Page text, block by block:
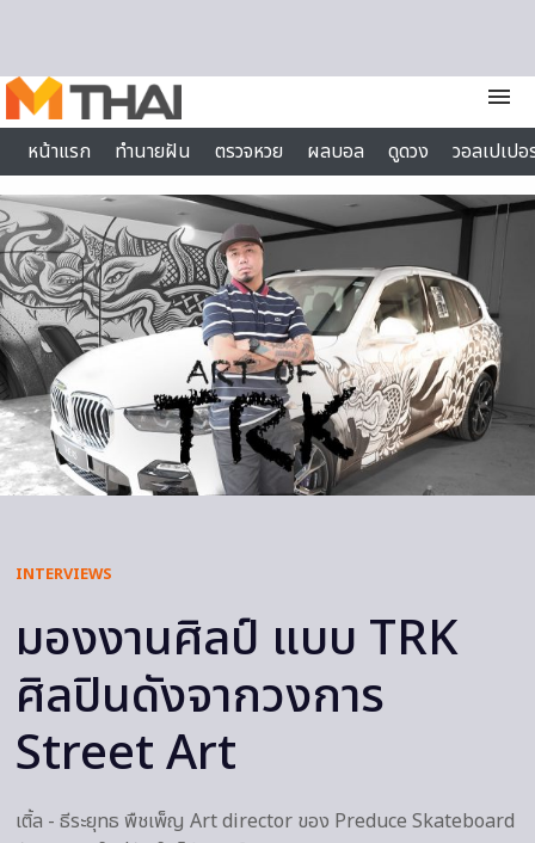
menu
หน้าแรก
ทำนายฝัน ตรวจหวย ผลบอล ดูดวง
วอลเปเป
ไลฟ์สไตล์
INTERVIEWS
มองงานศิลป์ แบบ TRK
ศิลปินดังจากวงการ
Street Art
เติ้ล - ธีระยุทธ พืชเพ็ญ Art director ของ Preduce Skateboard